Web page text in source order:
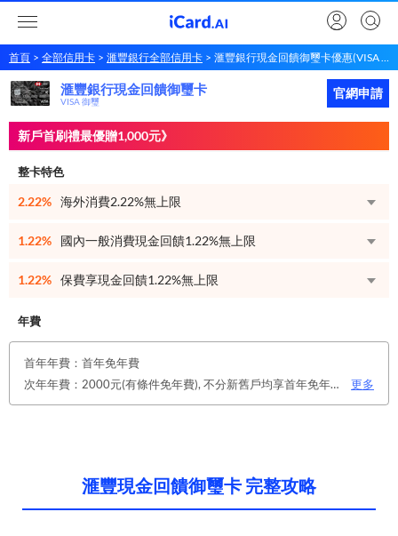
首頁 全部信用卡 滙豐銀行全部信用卡 滙豐銀行現金回饋御璽卡優惠(VISA 御璽)
滙豐銀行現金回饋御璽卡 立即申請
滙豐銀行現金回饋御璽卡
VISA 御璽
官網申請
新戶首刷禮最優贈1,000元》
整卡特色
2.22% 海外消費2.22%無上限
1.22% 國內一般消費現金回饋1.22%無上限
1.22% 保費享現金回饋1.22%無上限
年費
首年年費：首年免年費
次年年費：2000元(有條件免年費), 不分新舊戶均享首年免年費，第二年起符合以下條件享年費優惠辦法： 1.使用非紙本帳單(電子帳單或行動帳單)終身免年費。 2.前一年消費滿8 萬或 12 次享次年免年費。
更多
滙豐現金回饋御璽卡 完整攻略